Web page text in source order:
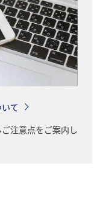
て
注意点をご案内し